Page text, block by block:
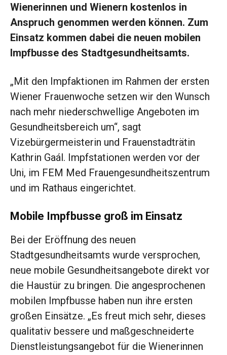
Wienerinnen und Wienern kostenlos in
Anspruch genommen werden können. Zum
Einsatz kommen dabei die neuen mobilen
Impfbusse des Stadtgesundheitsamts.
„Mit den Impfaktionen im Rahmen der ersten
Wiener Frauenwoche setzen wir den Wunsch
nach mehr niederschwellige Angeboten im
Gesundheitsbereich um“, sagt
Vizebürgermeisterin und Frauenstadträtin
Kathrin Gaál. Impfstationen werden vor der
Uni, im FEM Med Frauengesundheitszentrum
und im Rathaus eingerichtet.
Mobile Impfbusse groß im Einsatz
Bei der Eröffnung des neuen
Stadtgesundheitsamts wurde versprochen,
neue mobile Gesundheitsangebote direkt vor
die Haustür zu bringen. Die angesprochenen
mobilen Impfbusse haben nun ihre ersten
großen Einsätze. „Es freut mich sehr, dieses
qualitativ bessere und maßgeschneiderte
Dienstleistungsangebot für die Wienerinnen